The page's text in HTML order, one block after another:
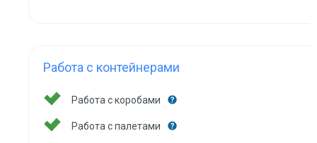
Работа с контейнерами
Работа с коробами
Работа с палетами